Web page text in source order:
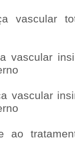
vascular
vascular
vascular
ao